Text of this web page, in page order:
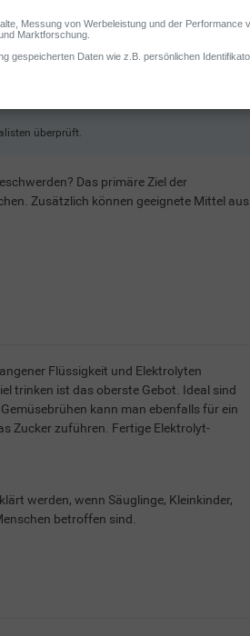
überprüft.
Das primäre Ziel der
Zusätzlich können geeignete Mittel aus
Flüssigkeit und Elektrolyten
trinken ist das oberste Gebot. Ideal sind
kann man ebenfalls für ein
Zucker zuführen. Fertige Elektrolyt-
werden, wenn Säuglinge, Kleinkinder,
betroffen sind.